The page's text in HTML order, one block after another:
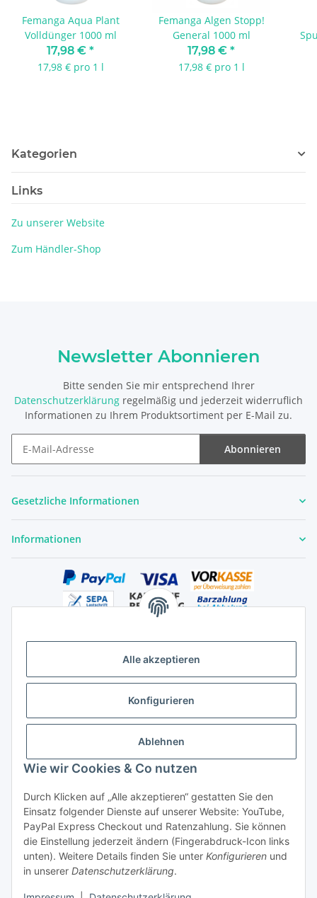
Alle akzeptieren
Konfigurieren
Ablehnen
Wie wir Cookies & Co nutzen
Durch Klicken auf „Alle akzeptieren“ gestatten Sie den
Einsatz folgender Dienste auf unserer Website: YouTube,
PayPal Express Checkout und Ratenzahlung. Sie können
die Einstellung jederzeit ändern (Fingerabdruck-Icon links
unten). Weitere Details finden Sie unter Konfigurieren und
in unserer Datenschutzerklärung.
Femanga Aqua Plant
Volldünger 1000 ml
17,98 € *
17,98 € pro 1 l
Femanga Algen Stopp!
General 1000 ml
17,98 € *
17,98 € pro 1 l
Kategorien
Links
Zu unserer Website
Zum Händler-Shop
Newsletter Abonnieren
Bitte senden Sie mir entsprechend Ihrer
Datenschutzerklärung regelmäßig und jederzeit widerruflich
Informationen zu Ihrem Produktsortiment per E-Mail zu.
Abonnieren
Gesetzliche Informationen
Informationen
Vertrag widerrufen